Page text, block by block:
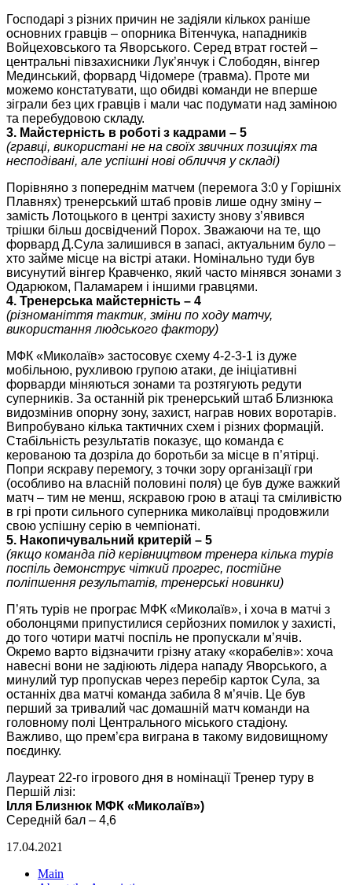
Господарі з різних причин не задіяли кількох раніше
основних гравців – опорника Вітенчука, нападників
Войцеховського та Яворського. Серед втрат гостей –
центральні півзахисники Лук’янчук і Слободян, вінгер
Мединський, форвард Чідомере (травма). Проте ми
можемо констатувати, що обидві команди не вперше
зіграли без цих гравців і мали час подумати над заміною
та перебудовою складу.
3. Майстерність в роботі з кадрами – 5
(гравці, використані не на своїх звичних позиціях та
несподівані, але успішні нові обличчя у складі)
Порівняно з попереднім матчем (перемога 3:0 у Горішніх
Плавнях) тренерський штаб провів лише одну зміну –
замість Лотоцького в центрі захисту знову з’явився
трішки більш досвідчений Порох. Зважаючи на те, що
форвард Д.Сула залишився в запасі, актуальним було –
хто займе місце на вістрі атаки. Номінально туди був
висунутий вінгер Кравченко, який часто мінявся зонами з
Одарюком, Паламарем і іншими гравцями.
4. Тренерська майстерність – 4
(різноманіття тактик, зміни по ходу матчу,
використання людського фактору)
МФК «Миколаїв» застосовує схему 4-2-3-1 із дуже
мобільною, рухливою групою атаки, де ініціативні
форварди міняються зонами та розтягують редути
суперників. За останній рік тренерський штаб Близнюка
видозмінив опорну зону, захист, награв нових воротарів.
Випробувано кілька тактичних схем і різних формацій.
Стабільність результатів показує, що команда є
керованою та дозріла до боротьби за місце в п’ятірці.
Попри яскраву перемогу, з точки зору організації гри
(особливо на власній половині поля) це був дуже важкий
матч – тим не менш, яскравою грою в атаці та сміливістю
в грі проти сильного суперника миколаївці продовжили
свою успішну серію в чемпіонаті.
5. Накопичувальний критерій – 5
(якщо команда під керівництвом тренера кілька турів
поспіль демонструє чіткий прогрес, постійне
поліпшення результатів, тренерські новинки)
П’ять турів не програє МФК «Миколаїв», і хоча в матчі з
оболонцями припустилися серйозних помилок у захисті,
до того чотири матчі поспіль не пропускали м’ячів.
Окремо варто відзначити грізну атаку «корабелів»: хоча
навесні вони не задіюють лідера нападу Яворського, а
минулий тур пропускав через перебір карток Сула, за
останніх два матчі команда забила 8 м’ячів. Це був
перший за тривалий час домашній матч команди на
головному полі Центрального міського стадіону.
Важливо, що прем’єра виграна в такому видовищному
поєдинку.
Лауреат 22-го ігрового дня в номінації Тренер туру в
Першій лізі:
Ілля Близнюк МФК «Миколаїв»)
Середній бал – 4,6
17.04.2021
Main